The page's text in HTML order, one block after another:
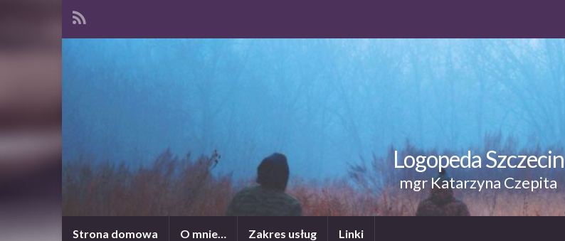
Logopeda Szczecin
mgr Katarzyna Czepita
Strona domowa O mnie… Zakres usług Linki